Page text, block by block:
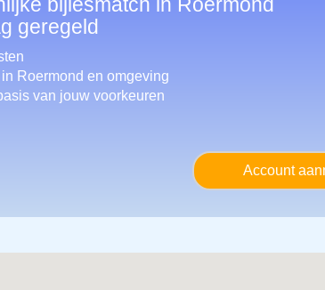
geregeld
Roermond en omgeving
van jouw voorkeuren
Account